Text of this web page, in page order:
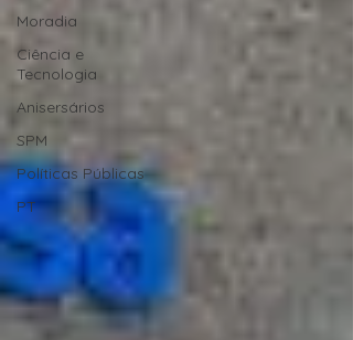
Moradia
Ciência e
Tecnologia
Anisersários
SPM
Políticas Públicas
PT